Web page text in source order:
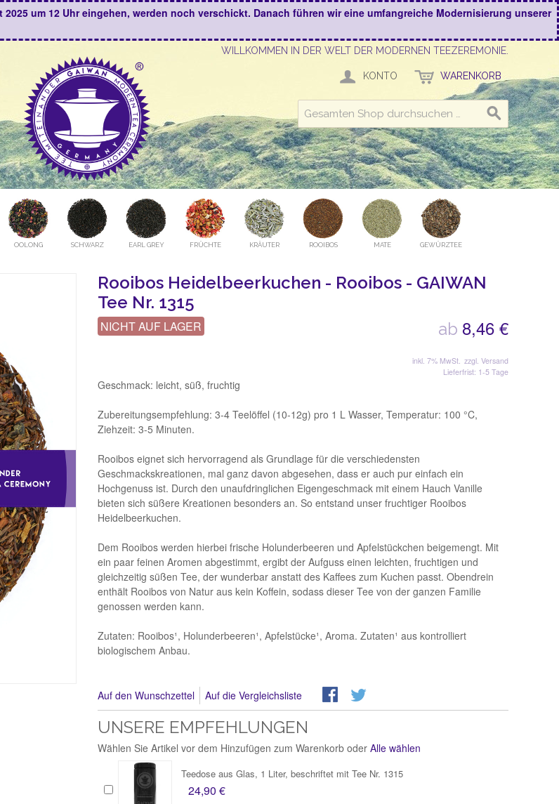
um 12 Uhr eingehen, werden noch verschickt. Danach führen wir eine umfangreiche Modernisierung unserer
WILLKOMMEN IN DER WELT DER MODERNEN TEEZEREMONIE.
KONTO WARENKORB
OOLONG SCHWARZ EARL GREY FRÜCHTE KRÄUTER ROOIBOS MATE GEWÜRZTEE
Rooibos Heidelbeerkuchen - Rooibos - GAIWAN
Tee Nr. 1315
ab 8,46 €
inkl. 7% MwSt. zzgl. Versand
Lieferfrist: 1-5 Tage
NICHT AUF LAGER
Geschmack: leicht, süß, fruchtig
Zubereitungsempfehlung: 3-4 Teelöffel (10-12g) pro 1 L Wasser, Temperatur: 100 °C,
Ziehzeit: 3-5 Minuten.
Rooibos eignet sich hervorragend als Grundlage für die verschiedensten
Geschmackskreationen, mal ganz davon abgesehen, dass er auch pur einfach ein
Hochgenuss ist. Durch den unaufdringlichen Eigengeschmack mit einem Hauch Vanille
bieten sich süßere Kreationen besonders an. So entstand unser fruchtiger Rooibos
Heidelbeerkuchen.
Dem Rooibos werden hierbei frische Holunderbeeren und Apfelstückchen beigemengt. Mit
ein paar feinen Aromen abgestimmt, ergibt der Aufguss einen leichten, fruchtigen und
gleichzeitig süßen Tee, der wunderbar anstatt des Kaffees zum Kuchen passt. Obendrein
enthält Rooibos von Natur aus kein Koffein, sodass dieser Tee von der ganzen Familie
genossen werden kann.
Zutaten: Rooibos¹, Holunderbeeren¹, Apfelstücke¹, Aroma. Zutaten¹ aus kontrolliert
biologischem Anbau.
Auf den Wunschzettel Auf die Vergleichsliste
UNSERE EMPFEHLUNGEN
Wählen Sie Artikel vor dem Hinzufügen zum Warenkorb oder Alle wählen
Teedose aus Glas, 1 Liter, beschriftet mit Tee Nr. 1315
24,90 €